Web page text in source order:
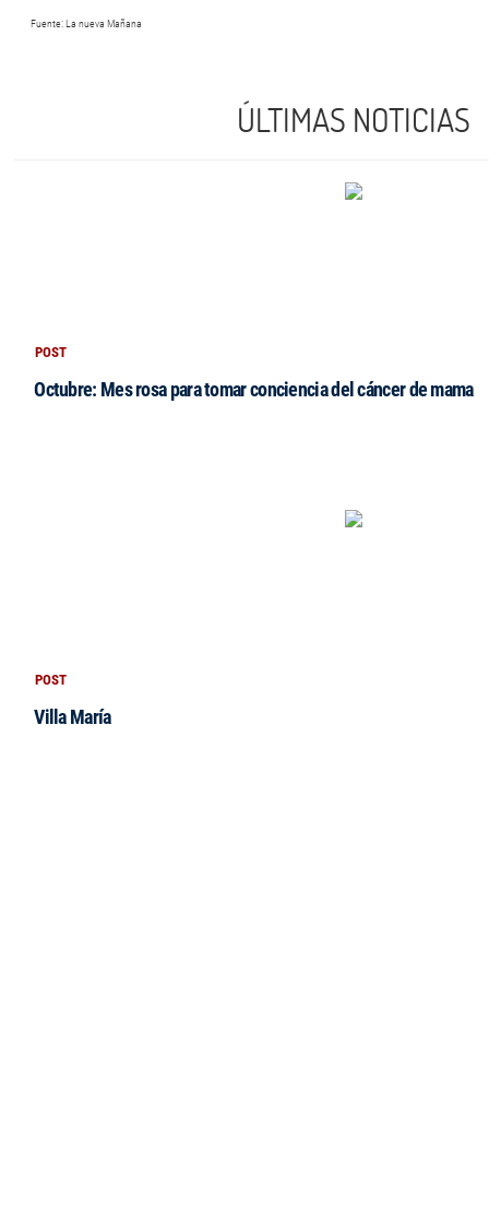
Fuente: La nueva Mañana
ÚLTIMAS NOTICIAS
POST
Octubre: Mes rosa para tomar conciencia del cáncer de mama
POST
Villa María